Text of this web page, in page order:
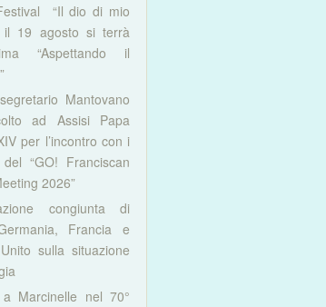
“Il dio di mio
il 19 agosto si terrà
“Aspettando il
Mantovano
ad Assisi Papa
per l’incontro con i
“GO! Franciscan
2026”
congiunta di
Francia e
sulla situazione
Marcinelle nel 70°